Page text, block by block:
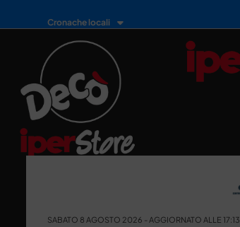
Cronache locali
SABATO 8 AGOSTO 2026 - AGGIORNATO ALLE 17:13